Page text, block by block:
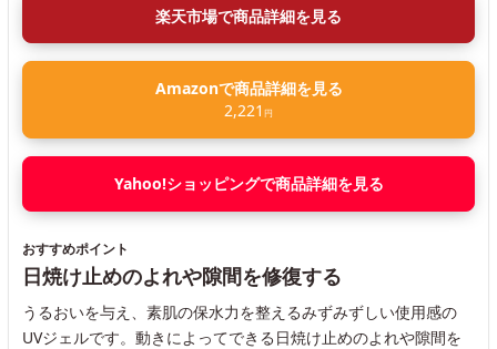
楽天市場で商品詳細を見る
Amazonで商品詳細を見る
2,221 円
Yahoo!ショッピングで商品詳細を見る
おすすめポイント
日焼け止めのよれや隙間を修復する
うるおいを与え、素肌の保水力を整えるみずみずしい使用感の
UVジェルです。動きによってできる日焼け止めのよれや隙間を